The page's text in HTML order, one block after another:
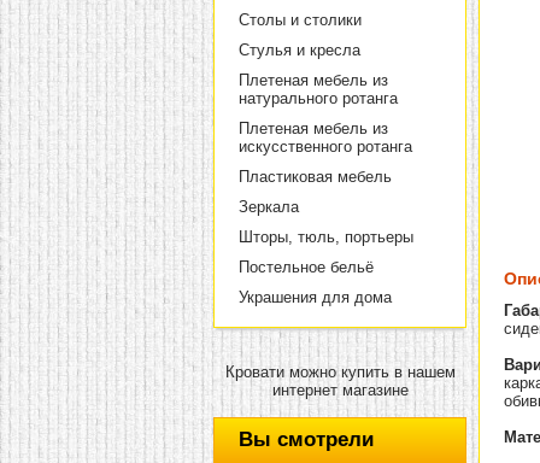
Столы и столики
Стулья и кресла
Плетеная мебель из
натурального ротанга
Плетеная мебель из
искусственного ротанга
Пластиковая мебель
Зеркала
Шторы, тюль, портьеры
Постельное бельё
Украшения для дома
Кровати можно купить в нашем
интернет магазине
Вы смотрели